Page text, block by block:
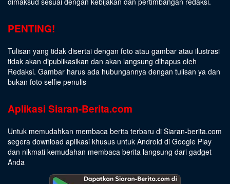
PENTING!
Tulisan yang tidak disertai dengan foto atau gambar atau ilustrasi
tidak akan dipublikasikan dan akan langsung dihapus oleh
Redaksi. Gambar harus ada hubungannya dengan tulisan ya dan
bukan foto selfie penulis
Aplikasi Siaran-Berita.com
Untuk memudahkan membaca berita terbaru di Siaran-berita.com
segera download aplikasi khusus untuk Android di Google Play
dan nikmati kemudahan membaca berita langsung dari gadget
Anda